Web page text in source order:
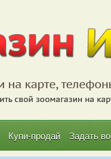
Купи-продай Задать